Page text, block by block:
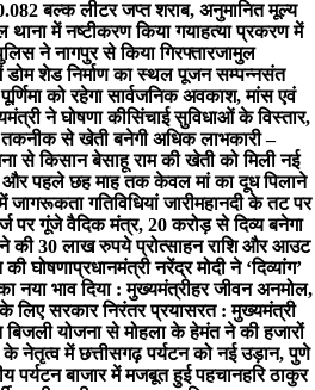
बल्क लीटर जप्त शराब, अनुमानित मूल्य
में नष्टीकरण किया गयाहत्या प्रकरण में
ने नागपुर से किया गिरफ्तारजामुल
डोम शेड निर्माण का स्थल पूजन सम्पन्नसंत
को रहेगा सार्वजनिक अवकाश, मांस एवं
ने घोषणा कीसिंचाई सुविधाओं के विस्तार,
से खेती बनेगी अधिक लाभकारी –
से किसान बेसाहू राम की खेती को मिली नई
पहले छह माह तक केवल मां का दूध पिलाने
गतिविधियां जारीमहानदी के तट पर
पर गूंजे वैदिक मंत्र, 20 करोड़ से दिव्य बनेगा
की 30 लाख रुपये प्रोत्साहन राशि और आउट
की घोषणाप्रधानमंत्री नरेंद्र मोदी ने ‘दिव्यांग’
नया भाव दिया : मुख्यमंत्रीहर जीवन अनमोल,
लिए सरकार निरंतर प्रयासरत : मुख्यमंत्री
बिजली योजना से मोहला के हेमंत ने की हजारों
के नेतृत्व में छत्तीसगढ़ पर्यटन को नई उड़ान, पुणे
पर्यटन बाजार में मजबूत हुई पहचानहरि ठाकुर